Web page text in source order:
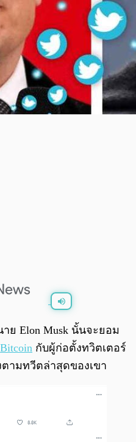
0:00
าย Elon Musk นั้นจะยอม
Bitcoin กับผู้ก่อตั้งทวิตเตอร์
ตามทวีตล่าสุดของเขา